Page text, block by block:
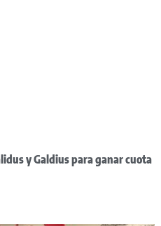
y Galdius para ganar cuota